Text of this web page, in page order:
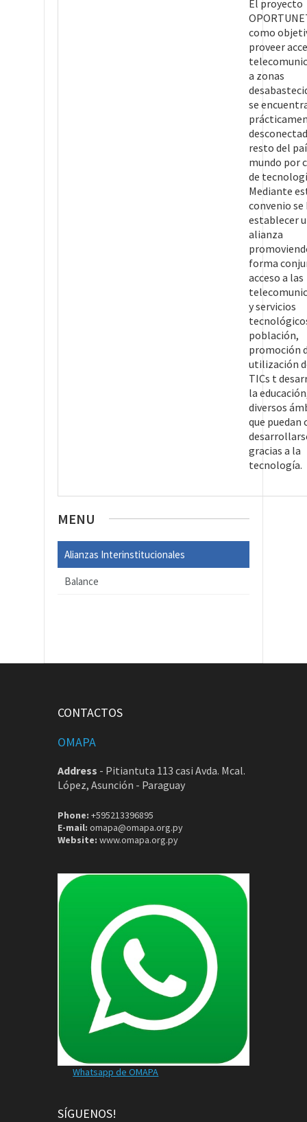
El proyecto
como
proveer
a zonas
se
resto del
mundo por
de
Mediante
convenio se
establecer
alianza
forma
acceso a las
y servicios
población,
promoción
utilización
TICs t
la
diversos
que puedan
gracias a la
tecnología.
MENU
Alianzas Interinstitucionales
Balance
CONTACTOS
OMAPA
Address - Pitiantuta 113 casi Avda. Mcal.
López, Asunción - Paraguay
Phone: +595213396895
E-mail: omapa@omapa.org.py
Website: www.omapa.org.py
Whatsapp de OMAPA
SÍGUENOS!